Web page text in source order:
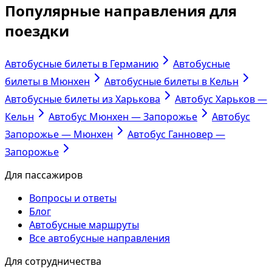
Популярные направления для
поездки
Автобусные билеты в Германию
Автобусные
билеты в Мюнхен
Автобусные билеты в Кельн
Автобусные билеты из Харькова
Автобус Харьков —
Кельн
Автобус Мюнхен — Запорожье
Автобус
Запорожье — Мюнхен
Автобус Ганновер —
Запорожье
Для пассажиров
Вопросы и ответы
Блог
Автобусные маршруты
Все автобусные направления
Для сотрудничества